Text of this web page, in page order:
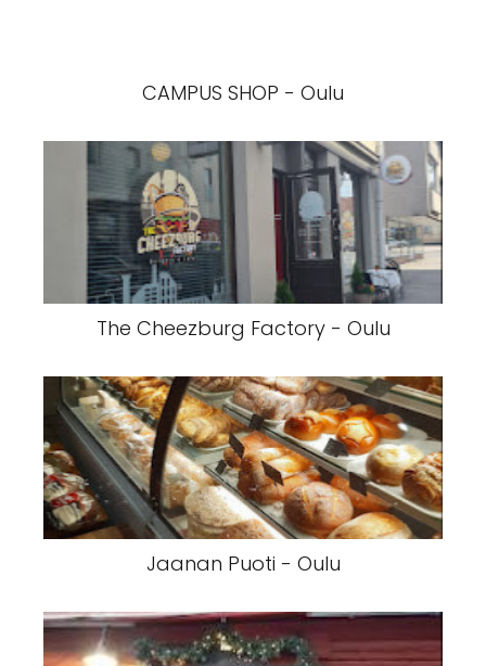
CAMPUS SHOP - Oulu
The Cheezburg Factory - Oulu
Jaanan Puoti - Oulu